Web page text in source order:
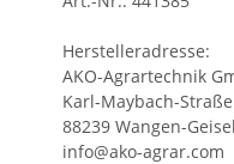
Herstelleradresse:
AKO-Agrartechnik
Karl-Maybach-
88239 Wangen-
info@ako-agrar.com